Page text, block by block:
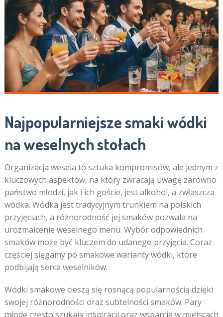
Najpopularniejsze smaki wódki
na weselnych stołach
Organizacja wesela to sztuka kompromisów, ale jednym z
kluczowych aspektów, na który zwracają uwagę zarówno
państwo młodzi, jak i ich goście, jest alkohol, a zwłaszcza
wódka. Wódka jest tradycyjnym trunkiem na polskich
przyjęciach, a różnorodność jej smaków pozwala na
urozmaicenie weselnego menu. Wybór odpowiednich
smaków może być kluczem do udanego przyjęcia. Coraz
częściej sięgamy po smakowe warianty wódki, które
podbijają serca weselników.
Wódki smakowe cieszą się rosnącą popularnością dzięki
swojej różnorodności oraz subtelności smaków. Pary
młode często szukają inspiracji oraz wsparcia w miejscach